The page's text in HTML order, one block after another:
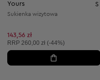
Yours S
Sukienka wizytowa
143,56 zł
Cena sugerowana:
RRP 260,00 zł (-44%)